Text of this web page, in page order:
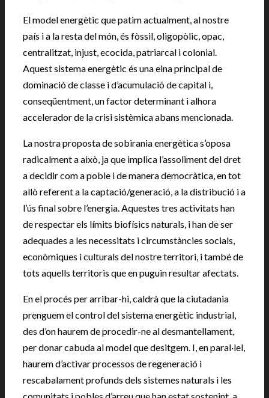
El model energètic que patim actualment, al nostre
país i a la resta del món, és fòssil, oligopòlic, opac,
centralitzat, injust, ecocida, patriarcal i colonial.
Aquest sistema energètic és una eina principal de
dominació de classe i d’acumulació de capital i,
conseqüentment, un factor determinant i alhora
accelerador de la crisi sistèmica abans mencionada.
La nostra proposta de sobirania energètica s’oposa
radicalment a això, ja que implica l’assoliment del dret
a decidir com a poble i de manera democràtica, en tot
allò referent a la captació/generació, a la distribució i a
l’ús final sobre l’energia. Aquestes tres activitats han
de respectar els límits biofísics naturals, i han de ser
adequades a les necessitats i circumstàncies socials,
econòmiques i culturals del nostre territori, i també de
tots aquells territoris que en puguin resultar afectats.
En el procés per arribar-hi, caldrà que la ciutadania
prenguem el control del sistema energètic industrial,
des d’on haurem de procedir-ne al desmantellament,
per donar cabuda al model que desitgem. I, en paral·lel,
haurem d’activar processos de regeneració i
rescabalament profunds dels sistemes naturals i les